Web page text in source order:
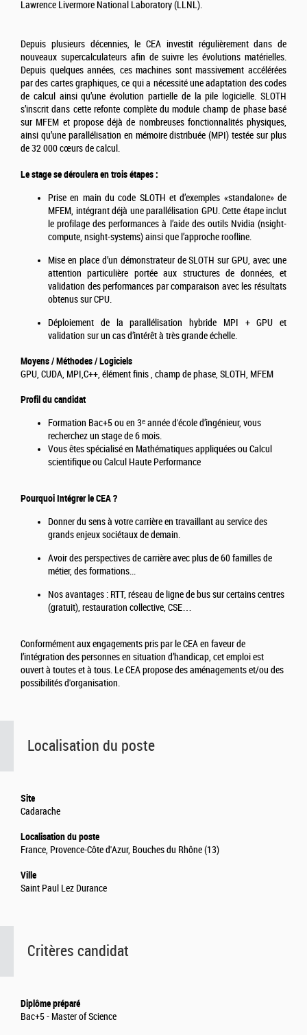
Lawrence Livermore National Laboratory (LLNL).
Depuis plusieurs décennies, le CEA investit régulièrement dans de
nouveaux supercalculateurs afin de suivre les évolutions matérielles.
Depuis quelques années, ces machines sont massivement accélérées
par des cartes graphiques, ce qui a nécessité une adaptation des codes
de calcul ainsi qu’une évolution partielle de la pile logicielle. SLOTH
s’inscrit dans cette refonte complète du module champ de phase basé
sur MFEM et propose déjà de nombreuses fonctionnalités physiques,
ainsi qu’une parallélisation en mémoire distribuée (MPI) testée sur plus
de 32 000 cœurs de calcul.
Le stage se déroulera en trois étapes :
Prise en main du code SLOTH et d’exemples «standalone» de
MFEM, intégrant déjà une parallélisation GPU. Cette étape inclut
le profilage des performances à l’aide des outils Nvidia (nsight-
compute, nsight-systems) ainsi que l’approche roofline.
Mise en place d’un démonstrateur de SLOTH sur GPU, avec une
attention particulière portée aux structures de données, et
validation des performances par comparaison avec les résultats
obtenus sur CPU.
Déploiement de la parallélisation hybride MPI + GPU et
validation sur un cas d’intérêt à très grande échelle.
Moyens / Méthodes / Logiciels
GPU, CUDA, MPI,C++, élément finis , champ de phase, SLOTH, MFEM
Profil du candidat
Formation Bac+5 ou en 3ᵉ année d'école d’ingénieur, vous
recherchez un stage de 6 mois.
Vous êtes spécialisé en Mathématiques appliquées ou Calcul
scientifique ou Calcul Haute Performance
Pourquoi Intégrer le CEA ?
Donner du sens à votre carrière en travaillant au service des
grands enjeux sociétaux de demain.
Avoir des perspectives de carrière avec plus de 60 familles de
métier, des formations...
Nos avantages : RTT, réseau de ligne de bus sur certains centres
(gratuit), restauration collective, CSE…
Conformément aux engagements pris par le CEA en faveur de
l’intégration des personnes en situation d’handicap, cet emploi est
ouvert à toutes et à tous. Le CEA propose des aménagements et/ou des
possibilités d'organisation.
Localisation du poste
Site
Cadarache
Localisation du poste
France, Provence-Côte d'Azur, Bouches du Rhône (13)
Ville
Saint Paul Lez Durance
Critères candidat
Diplôme préparé
Bac+5 - Master of Science